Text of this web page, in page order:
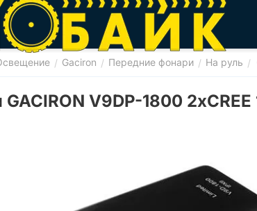
/ Gaciron / Передние фонари / На руль /
V9DP-1800